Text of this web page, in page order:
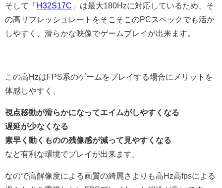
そして「 H32S17C 」は最大180Hzに対応しているため、そ
の高リフレッシュレートをそこそこのPCスペックでも活か
しやすく、滑らかな映像でゲームプレイが出来ます。
この高HzはFPS系のゲームをプレイする場合にメリットを
体感しやすく、
視点移動が滑らかになってエイムがしやすくなる
遅延が少なくなる
素早く動くものの残像感が減って見やすくなる
など有利な環境でプレイが出来ます。
なので高解像度による画質の綺麗さよりも高Hz高fpsによる